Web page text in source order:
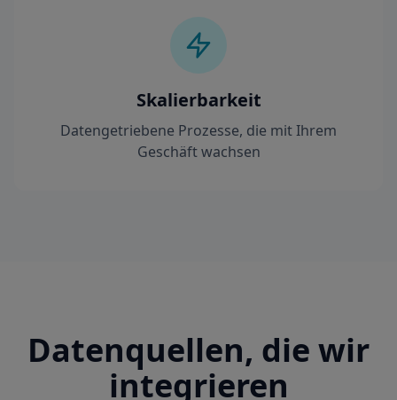
Skalierbarkeit
Datengetriebene Prozesse, die mit Ihrem
Geschäft wachsen
Datenquellen, die wir
integrieren